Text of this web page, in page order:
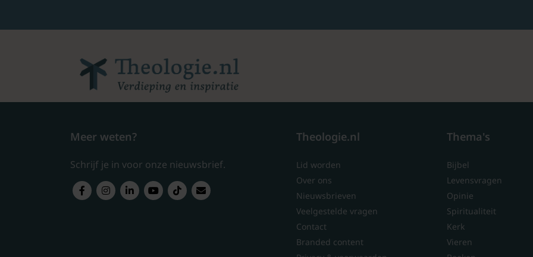
Meer weten?
Schrijf je in voor onze nieuwsbrief.
Theologie.nl
Lid worden
Over ons
Nieuwsbrieven
Veelgestelde vragen
Contact
Branded content
Thema's
Bijbel
Levensvragen
Opinie
Spiritualiteit
Kerk
Vieren